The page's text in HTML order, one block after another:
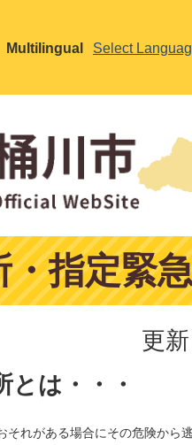
Multilingual Select
・指定緊
更
とは・・・
それがある場合にその危険から